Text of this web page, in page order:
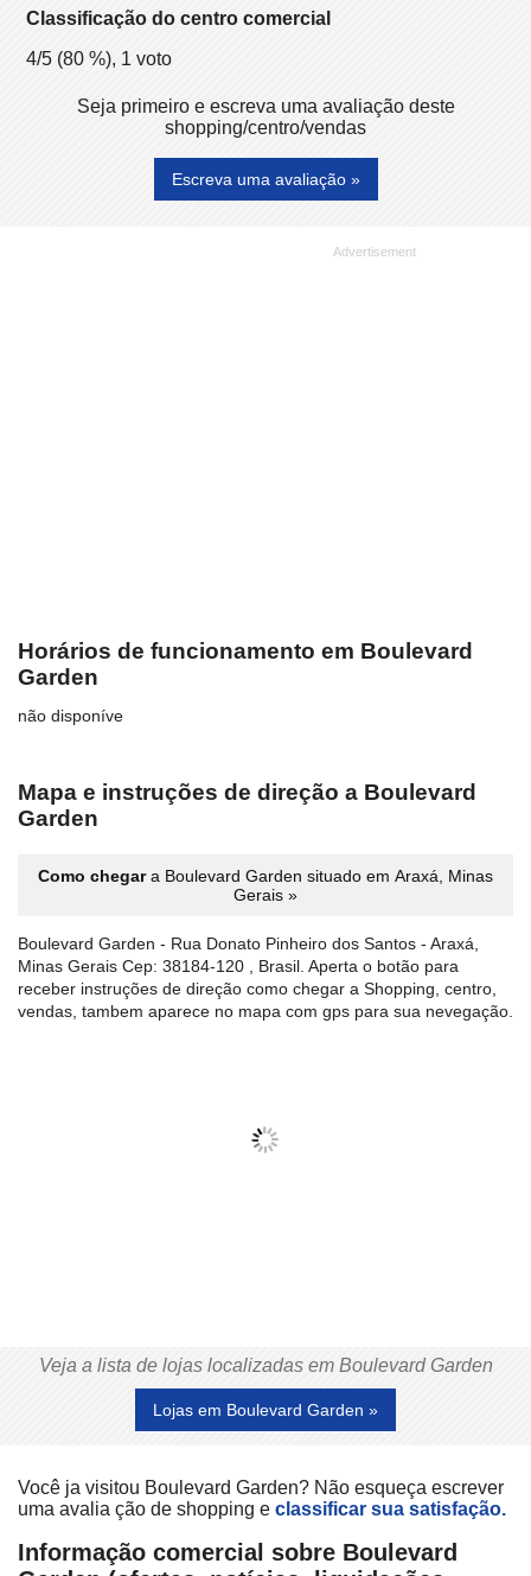
Classificação do centro comercial
4/5 (80 %), 1 voto
Seja primeiro e escreva uma avaliação deste
shopping/centro/vendas
Escreva uma avaliação »
Horários de funcionamento em Boulevard
Garden
não disponíve
Mapa e instruções de direção a Boulevard
Garden
Como chegara Boulevard Garden situado em Araxá, Minas
Gerais »
Boulevard Garden - Rua Donato Pinheiro dos Santos - Araxá,
Minas Gerais Cep: 38184-120 , Brasil. Aperta o botão para
receber instruções de direção como chegar a Shopping, centro,
vendas, tambem aparece no mapa com gps para sua nevegação.
Veja a lista de lojas localizadas em Boulevard Garden
Lojas em Boulevard Garden »
Você ja visitou Boulevard Garden? Não esqueça escrever
uma avalia ção de shopping e classificar sua satisfação.
Informação comercial sobre Boulevard